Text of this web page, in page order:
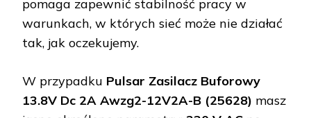
pomaga zapewnić stabilność pracy w
warunkach, w których sieć może nie działać
tak, jak oczekujemy.
W przypadku Pulsar Zasilacz Buforowy
13.8V Dc 2A Awzg2-12V2A-B (25628) masz